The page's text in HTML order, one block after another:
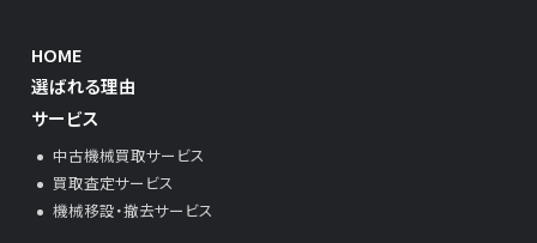
HOME
選ばれる理由
サービス
中古機械買取サービス
買取査定サービス
機械移設・撤去サービス